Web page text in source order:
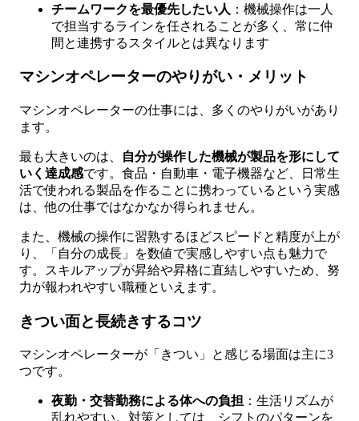
チームワークを最優先したい人 ：機械操作は一人
で担当するラインを任されることが多く、常に仲
間と連携するスタイルとは異なります
マシンオペレーターのやりがい・メリット
マシンオペレーターの仕事には、多くのやりがいがあり
ます。
最も大きいのは、
自分が操作した機械が製品を形にして
いく達成感です。食品・自動車・電子機器など、日常生
活で使われる製品を作ることに携わっているという実感
は、他の仕事ではなかなか得られません。
また、機械の操作に習熟するほどスピードと精度が上が
り、「自分の成長」を数値で実感しやすい点も魅力で
す。スキルアップが昇給や昇格に直結しやすいため、努
力が報われやすい職種といえます。
きつい面と長続きするコツ
マシンオペレーターが「きつい」と感じる場面は主に3
つです。
夜勤・交替勤務による体への負担 ：生活リズムが
乱れやすい。対策としては、シフトのパターンを